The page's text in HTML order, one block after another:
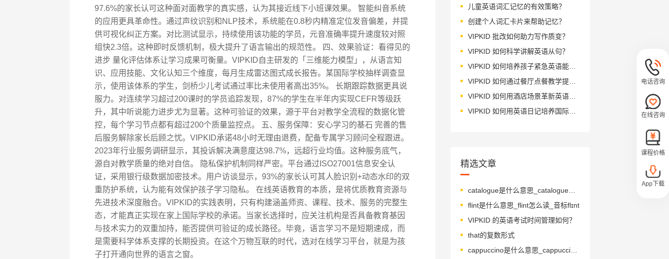
97.6%的家长认可这种面对面教学的真实感，认为其接近线下小班课效果。 智能纠音系统
的应用更具革命性。通过声纹识别和NLP技术，系统能在0.8秒内精准定位发音偏差，并提
供可视化纠正方案。对比测试显示，持续使用该功能的学员，元音准确率提升速度较对照
组快2.3倍。这种即时反馈机制，极大提升了语言输出的规范性。 四、效果验证：看得见的
进步 量化评估体系让学习成果可衡量。VIPKID自主研发的「三维能力模型」，从语言知
识、应用技能、文化认知三个维度，每月生成雷达图式成长报告。某国际学校抽样调查显
示，使用该体系的学生，剑桥少儿考试通过率比未使用者高出35%。 长期跟踪数据更具说
服力。对连续学习超过200课时的学员追踪发现，87%的学生在半年内实现CEFR等级跃
升，其中听说能力进步尤为显著。这种可验证的效果，源于平台对教学全流程的数据化管
控，每个学习节点都有超过200个质量监控点。 五、服务保障：安心学习的基石 完善的售
后服务解除家长后顾之忧。VIPKID承诺48小时无理由退费，配备专属学习顾问全程跟进。
2023年行业服务调研显示，其投诉解决满意度达98.7%，远超行业均值。这种服务底气，
源自对教学质量的绝对自信。 隐私保护机制同样严密。平台通过ISO27001信息安全认
证，采用银行级数据加密技术。用户访谈显示，93%的家长认可其人脸识别+动态水印的双
重防护系统，认为能有效保护孩子学习隐私。 在线英语教育的本质，是将优质教育资源与
先进技术深度融合。VIPKID的实践表明，只有构建涵盖师资、课程、技术、服务的完整生
态，才能真正实现在家上国际学校的承诺。当家长选择时，应关注机构是否具备教育基因
与技术实力的双重加持，能否提供可验证的成长路径。毕竟，语言学习不是短期速成，而
是需要科学体系支撑的长期投资。在这个万物互联的时代，选对在线学习平台，就是为孩
子打开通向世界的语言之窗。
儿童英语词汇记忆的有效策略？
创建个人词汇卡片来帮助记忆？
VIPKID 批改如何助力写作质变？
VIPKID 如何科学讲解英语从句？
VIPKID 如何培养孩子紧急英语能力？
VIPKID 如何通过餐厅点餐教学提升少儿英语应用能力？
VIPKID 如何用酒店场景革新英语教学？
VIPKID 如何用英语日记培养国际化人才？
精选文章
catalogue是什么意思_catalogue怎么读_音标ˈkætəlɒg
flint是什么意思_flint怎么读_音标flɪnt
VIPKID 的英语考试时间管理如何？
that的复数形式
cappuccino是什么意思_cappuccino怎么读_音标ˌkæpʊ'tʃi-nəʊ
电话咨询
在线咨询
课程价格
App下载